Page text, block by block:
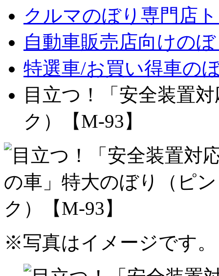
クルマのぼり専門店
自動車販売店向けの
特選車/お買い得車の
目立つ！「安全装置
ク）【M-93】
※写真はイメージです。